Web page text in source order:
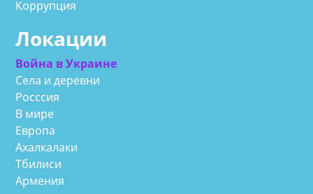
Коррупция
Локации
Война в Украине
Села и деревни
Росссия
В мире
Европа
Ахалкалаки
Тбилиси
Армения